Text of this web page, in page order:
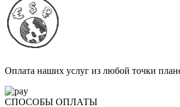
Оплата наших услуг из любой точки
СПОСОБЫ ОПЛАТЫ